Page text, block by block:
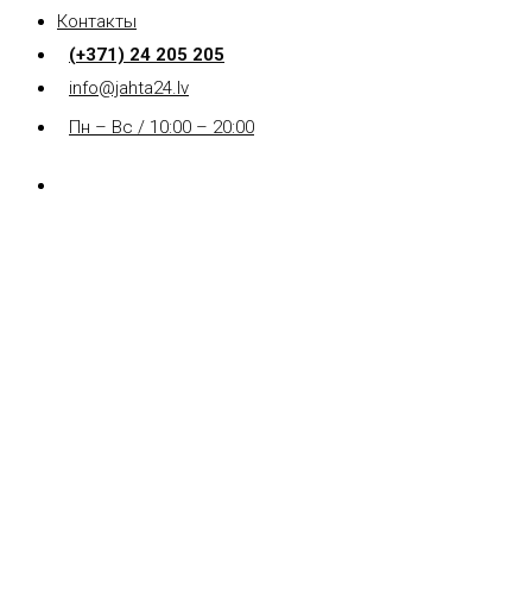
Контакты
(+371) 24 205 205
info@jahta24.lv
Пн – Вс / 10:00 – 20:00